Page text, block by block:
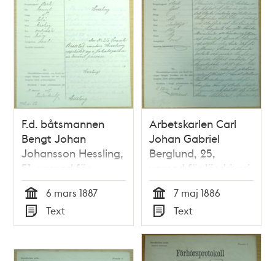
F.d. båtsmannen
Bengt Johan
Johansson Hessling,
51, varnad för
lösdriveri 6 mars
1887 - polisförhör
Tid
6 mars 1887
Typ
Text
Arbetskarlen Carl
Johan Gabriel
Berglund, 25,
varnad för lösdriveri
7 maj 1886 -
polisförhör
Tid
7 maj 1886
Typ
Text